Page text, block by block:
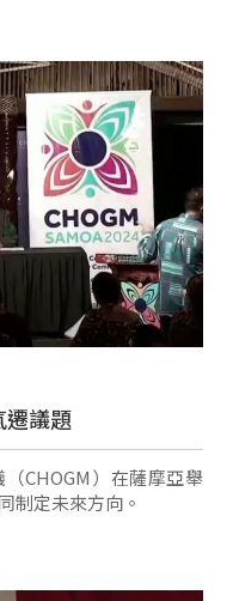
遷議題
CHOGM）在薩摩亞舉
制定未來方向。